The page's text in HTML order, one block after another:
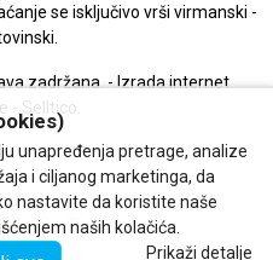
se isključivo vrši virmanski -
zadržana. -Izrada internet
- Selltico.
unapređenja pretrage, analize
i ciljanog marketinga, da
nastavite da koristite naše
naših kolačića.
Prikaži detalje